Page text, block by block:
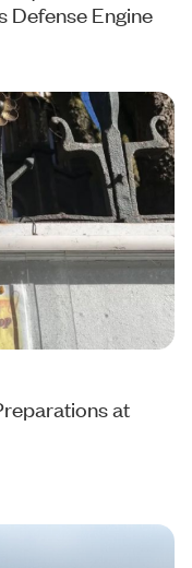
Defense Engine
at